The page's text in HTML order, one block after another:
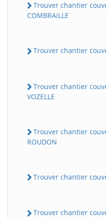
Trouver chantier
COMBRAiLLE
Trouver chantier
Trouver chantier
VOZELLE
Trouver chantier
ROUDON
Trouver chantier
Trouver chantier